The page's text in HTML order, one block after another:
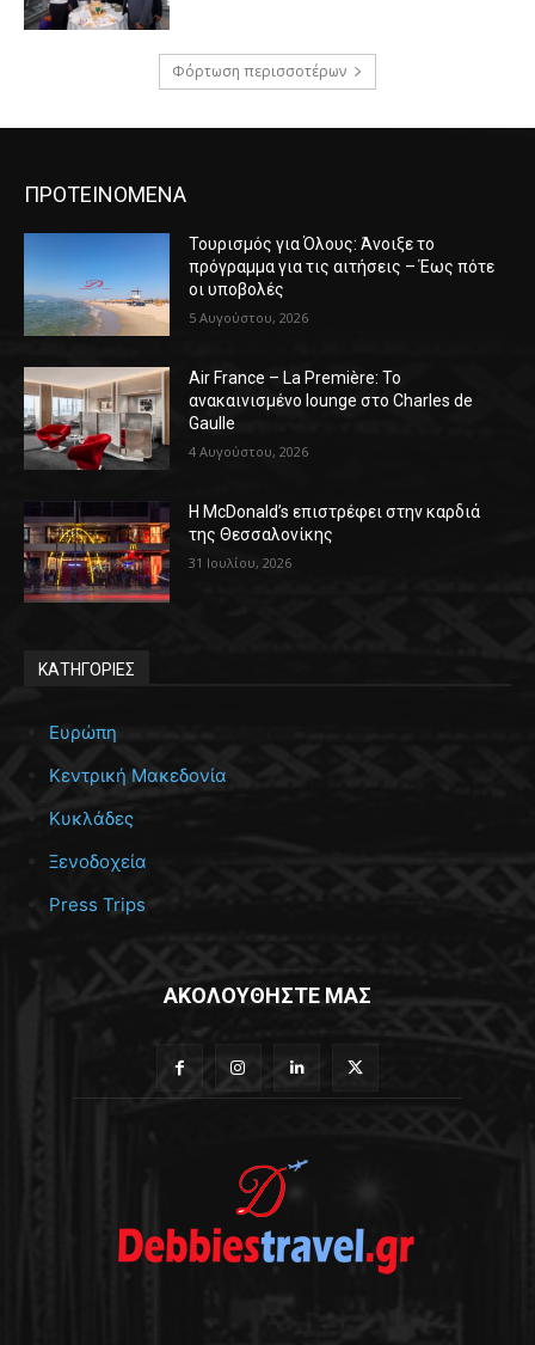
Φόρτωση περισσοτέρων
ΠΡΟΤΕΙΝΟΜΕΝΑ
Τουρισμός για Όλους: Άνοιξε το
πρόγραμμα για τις αιτήσεις – Έως πότε
οι υποβολές
5 Αυγούστου, 2026
Air France – La Première: Το
ανακαινισμένο lounge στο Charles de
Gaulle
4 Αυγούστου, 2026
Η McDonald’s επιστρέφει στην καρδιά
της Θεσσαλονίκης
31 Ιουλίου, 2026
ΚΑΤΗΓΟΡΙΕΣ
Ευρώπη
Κεντρική Μακεδονία
Κυκλάδες
Ξενοδοχεία
Press Trips
ΑΚΟΛΟΥΘΗΣΤΕ ΜΑΣ